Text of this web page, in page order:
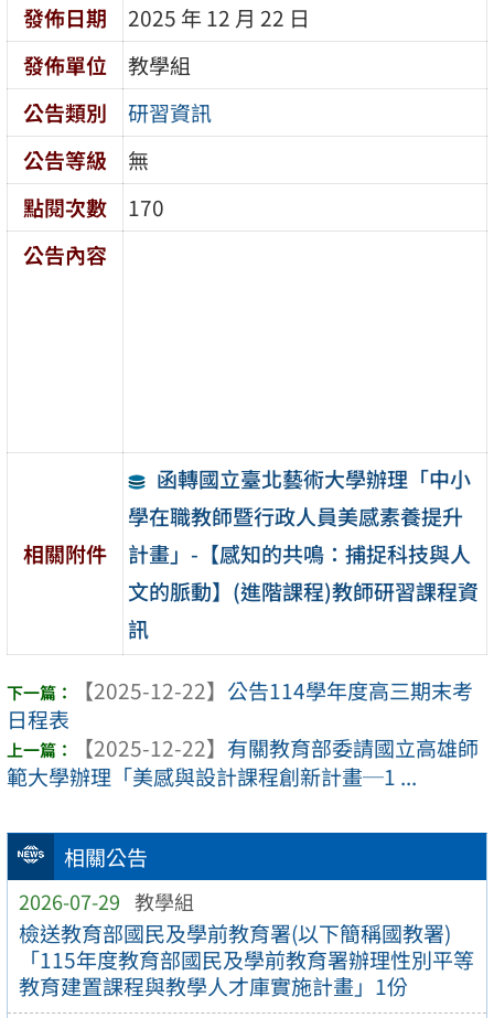
相關公告
2026-07-29 教學組
檢送教育部國民及學前教育署(以下簡稱國教署)
「115年度教育部國民及學前教育署辦理性別平等
教育建置課程與教學人才庫實施計畫」1份
發佈日期
2025 年 12 月 22 日
發佈單位
教學組
公告類別
研習資訊
公告等級
無
點閱次數
170
公告內容
相關附件
函轉國立臺北藝術大學辦理「中小
學在職教師暨行政人員美感素養提升
計畫」-【感知的共鳴：捕捉科技與人
文的脈動】(進階課程)教師研習課程資
訊
【2025-12-22】 公告114學年度高三期末考
日程表
【2025-12-22】 有關教育部委請國立高雄師
範大學辦理「美感與設計課程創新計畫─1 ...